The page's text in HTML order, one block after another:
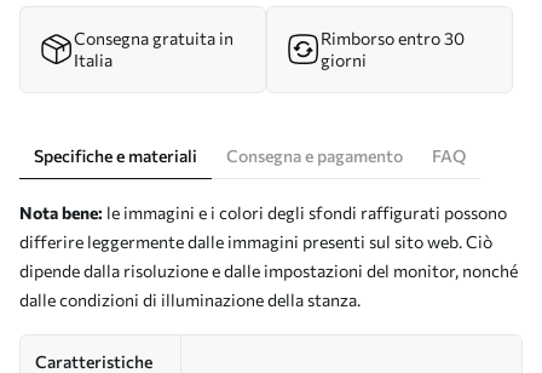
Consegna gratuita in
Italia
Rimborso entro 30
giorni
Specifiche e materiali Consegna e pagamento FAQ
Nota bene: le immagini e i colori degli sfondi raffigurati possono
differire leggermente dalle immagini presenti sul sito web. Ciò
dipende dalla risoluzione e dalle impostazioni del monitor, nonché
dalle condizioni di illuminazione della stanza.
Caratteristiche